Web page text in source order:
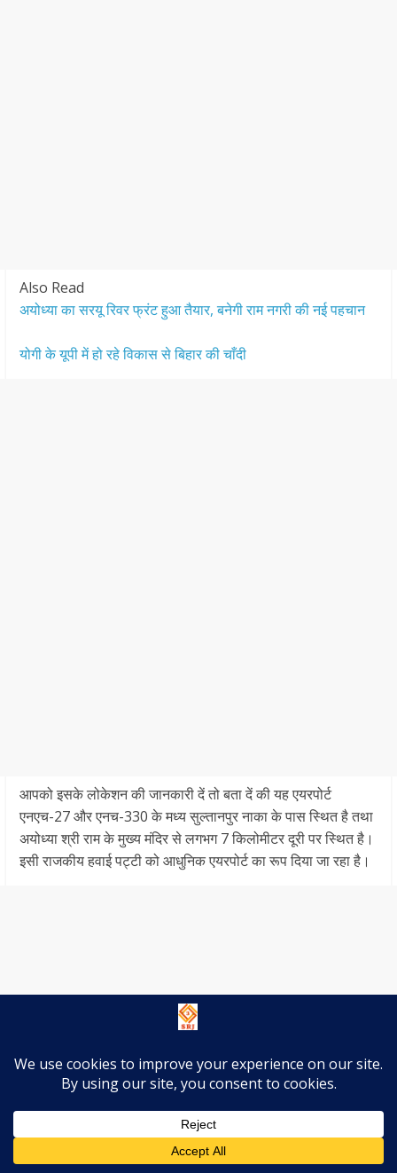
Also Read
अयोध्या का सरयू रिवर फ्रंट हुआ तैयार, बनेगी राम नगरी की नई पहचान
योगी के यूपी में हो रहे विकास से बिहार की चाँदी
आपको इसके लोकेशन की जानकारी दें तो बता दें की यह एयरपोर्ट
एनएच-27 और एनच-330 के मध्य सुल्तानपुर नाका के पास स्थित है तथा
अयोध्या श्री राम के मुख्य मंदिर से लगभग 7 किलोमीटर दूरी पर स्थित है।
इसी राजकीय हवाई पट्टी को आधुनिक एयरपोर्ट का रूप दिया जा रहा है।